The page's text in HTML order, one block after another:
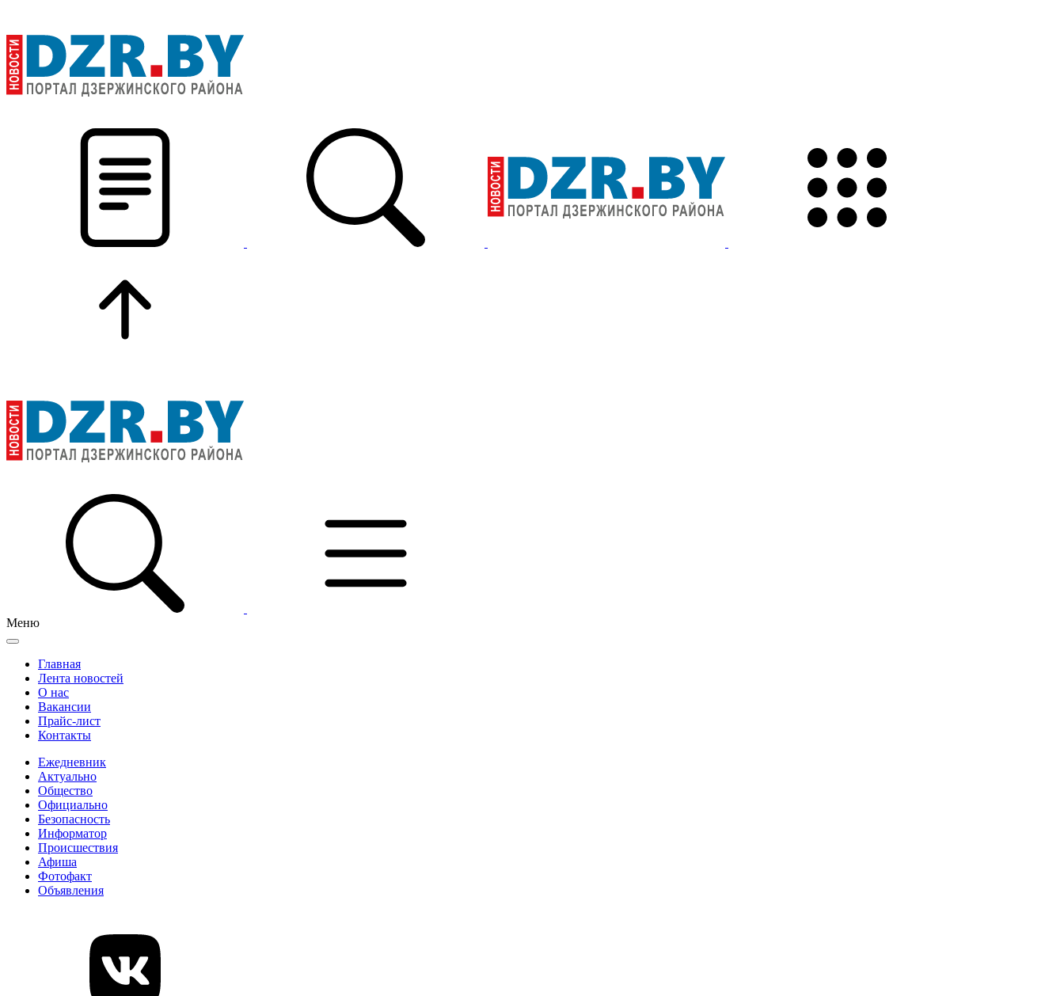
Меню
Главная
Лента новостей
О нас
Вакансии
Прайс-лист
Контакты
Ежедневник
Актуально
Общество
Официально
Безопасность
Информатор
Происшествия
Афиша
Фотофакт
Объявления